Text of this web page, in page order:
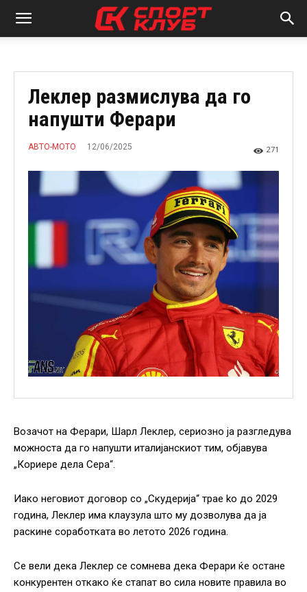
Леклер размислува да го
напушти Ферари
АВТО-МОТО 12/06/2025 271
Возачот на Ферари, Шарл Леклер, сериозно ја разгледува
можноста да го напушти италијанскиот тим, објавува
„Кориере дела Сера“.
Иако неговиот договор со „Скудерија“ трае ko до 2029
година, Леклер има клаузула што му дозволува да ја
раскине соработката во летото 2026 година.
Се вели дека Леклер се сомнева дека Ферари ќе остане
конкурентен откако ќе стапат во сила новите правила во